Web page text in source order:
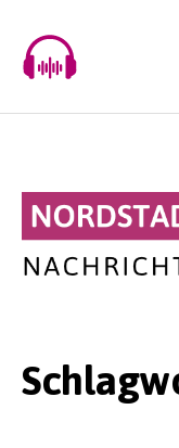
content